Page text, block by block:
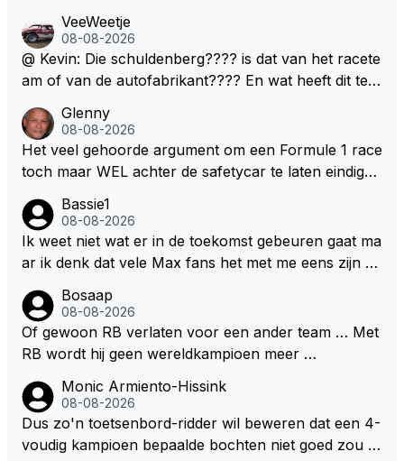
ronkende motoren en op de grenzen rijden van de
mogelijkheden. Het ouderwetse racen waarbij de ma
nnen en jongens verdeeld worden. Als deze auto's g
uden dan dat hij op dit moment beweerd. Dan kan hij
zijn talenten en uitzonderlijke klasse laten zien en he
eft daar enorm veel lol aan.
VeeWeetje
08-08-2026
@ Kevin: Die schuldenberg???? is dat van het racete
am of van de autofabrikant???? En wat heeft dit te
ert nu de spindoctor van newey geworden?? Eerlijk
gezegd snap ik de de kop én het artikel niet echt.
Glenny
08-08-2026
Het veel gehoorde argument om een Formule 1 race
toch maar WEL achter de safetycar te laten eindigen
dat men vreest voor een brandstof tekort. Kennelijk
rijden de teams met tot op de liter afgemeten peut...
Bassie1
08-08-2026
Ik weet niet wat er in de toekomst gebeuren gaat ma
ar ik denk dat vele Max fans het met me eens zijn da
zijn als Alonso samen met Max ergens in een vieren
twings uur race samen in een team zouden zitten. D
eze 2 coureurs zouden een fantastisch affiche zijn v
Bosaap
08-08-2026
Of gewoon RB verlaten voor een ander team … Met
RB wordt hij geen wereldkampioen meer …
Monic Armiento-Hissink
08-08-2026
Dus zo'n toetsenbord-ridder wil beweren dat een 4-
voudig kampioen bepaalde bochten niet goed zou n